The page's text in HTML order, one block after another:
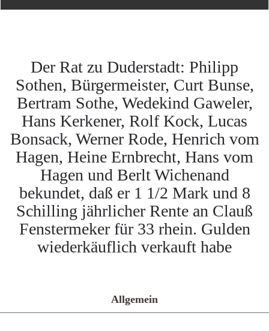
Der Rat zu Duderstadt: Philipp
Sothen, Bürgermeister, Curt Bunse,
Bertram Sothe, Wedekind Gaweler,
Hans Kerkener, Rolf Kock, Lucas
Bonsack, Werner Rode, Henrich vom
Hagen, Heine Ernbrecht, Hans vom
Hagen und Berlt Wichenand
bekundet, daß er 1 1/2 Mark und 8
Schilling jährlicher Rente an Clauß
Fenstermeker für 33 rhein. Gulden
wiederkäuflich verkauft habe
Allgemein